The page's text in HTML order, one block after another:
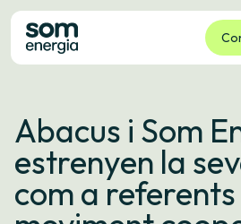
Tarifes
Serveis
Empreses
La cooperativa
Abacus i Som
estrenyen la
com a